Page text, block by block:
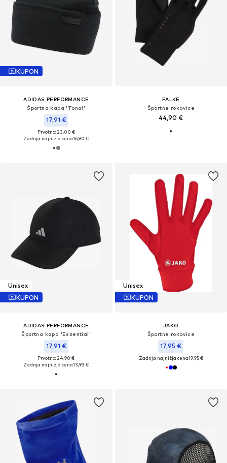
KUPON
ADIDAS PERFORMANCE
Športna kapa 'Tonal'
17,91 €
Prvotno: 23,00 €
Zadnja najnižja cena16,90 €
FALKE
Športne rokavice
44,90 €
Unisex
KUPON
ADIDAS PERFORMANCE
Športna kapa 'Essential'
17,91 €
Prvotno: 24,90 €
Zadnja najnižja cena13,93 €
Unisex
KUPON
JAKO
Športne rokavice
17,95 €
Zadnja najnižja cena19,95 €